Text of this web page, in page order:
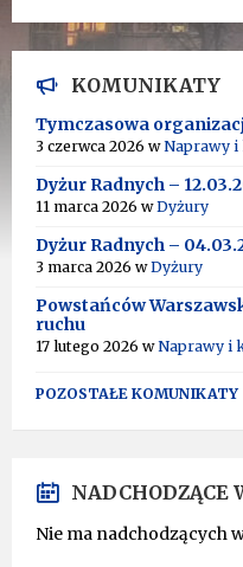
KOMUNIKATY
Tymczasowa
3 czerwca 2026 wNaprawy i
Dyżur Radnych –
11 marca 2026 wDyżury
Dyżur Radnych –
3 marca 2026 wDyżury
Powstańców
ruchu
17 lutego 2026 wNaprawy i
POZOSTAŁE KOMUNIKATY
NADCHODZĄCE
Nie ma nadchodzących